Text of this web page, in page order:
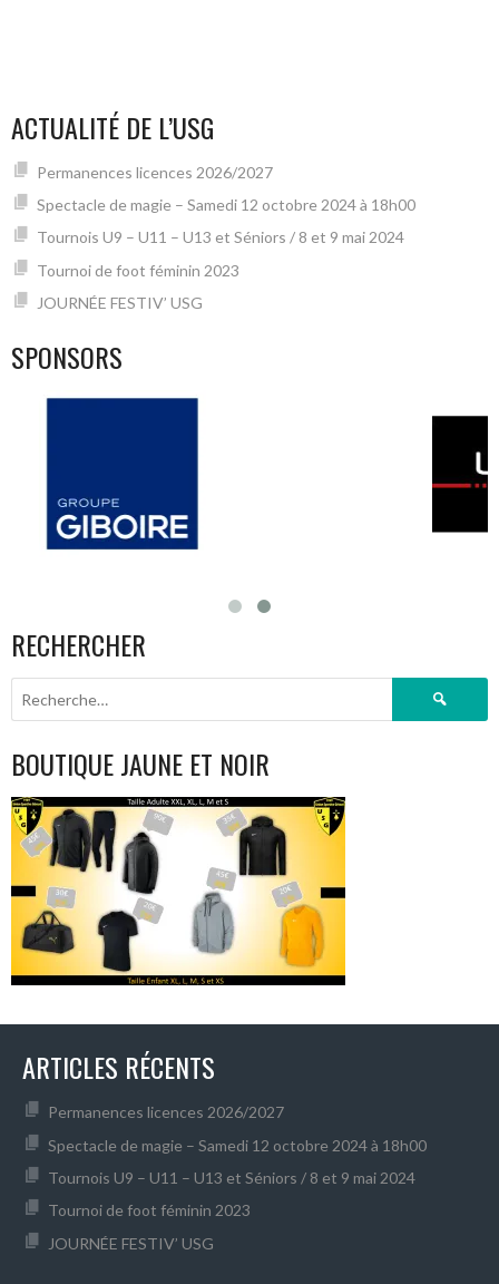
ACTUALITÉ DE L’USG
Permanences licences 2026/2027
Spectacle de magie – Samedi 12 octobre 2024 à 18h00
Tournois U9 – U11 – U13 et Séniors / 8 et 9 mai 2024
Tournoi de foot féminin 2023
JOURNÉE FESTIV’ USG
SPONSORS
RECHERCHER
Rechercher :
BOUTIQUE JAUNE ET NOIR
ARTICLES RÉCENTS
Permanences licences 2026/2027
Spectacle de magie – Samedi 12 octobre 2024 à 18h00
Tournois U9 – U11 – U13 et Séniors / 8 et 9 mai 2024
Tournoi de foot féminin 2023
JOURNÉE FESTIV’ USG